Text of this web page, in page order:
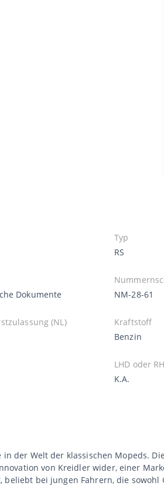
Typ
RS
Dokumente
NM-28-61
(NL)
Kraftstoff
Benzin
LHD oder
K.A.
der Welt der klassischen Mopeds.
von Kreidler wider, einer
bei jungen Fahrern, die